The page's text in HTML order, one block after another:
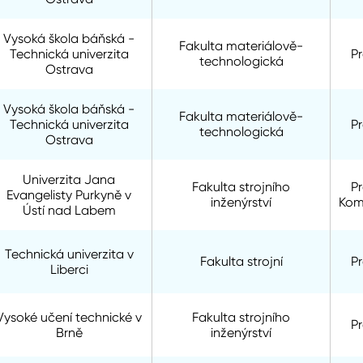
Vysoká škola báňská -
Technická univerzita
Ostrava
Fakulta materiálově-
technologická
Vysoká škola báňská -
Technická univerzita
Ostrava
Fakulta materiálově-
technologická
Univerzita Jana
Evangelisty Purkyně v
Ústí nad Labem
Fakulta strojního
inženýrství
Technická univerzita v
Liberci
Fakulta strojní
učení technické v
Brně
Fakulta strojního
inženýrství